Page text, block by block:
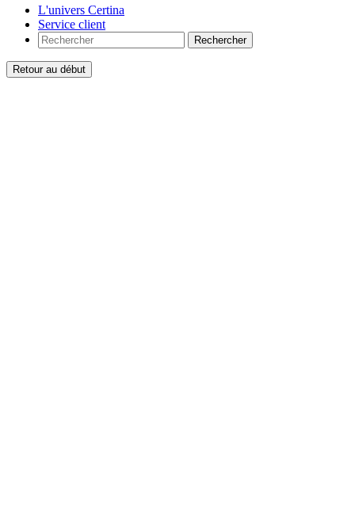
L'univers Certina
Service client
Rechercher
Retour au début